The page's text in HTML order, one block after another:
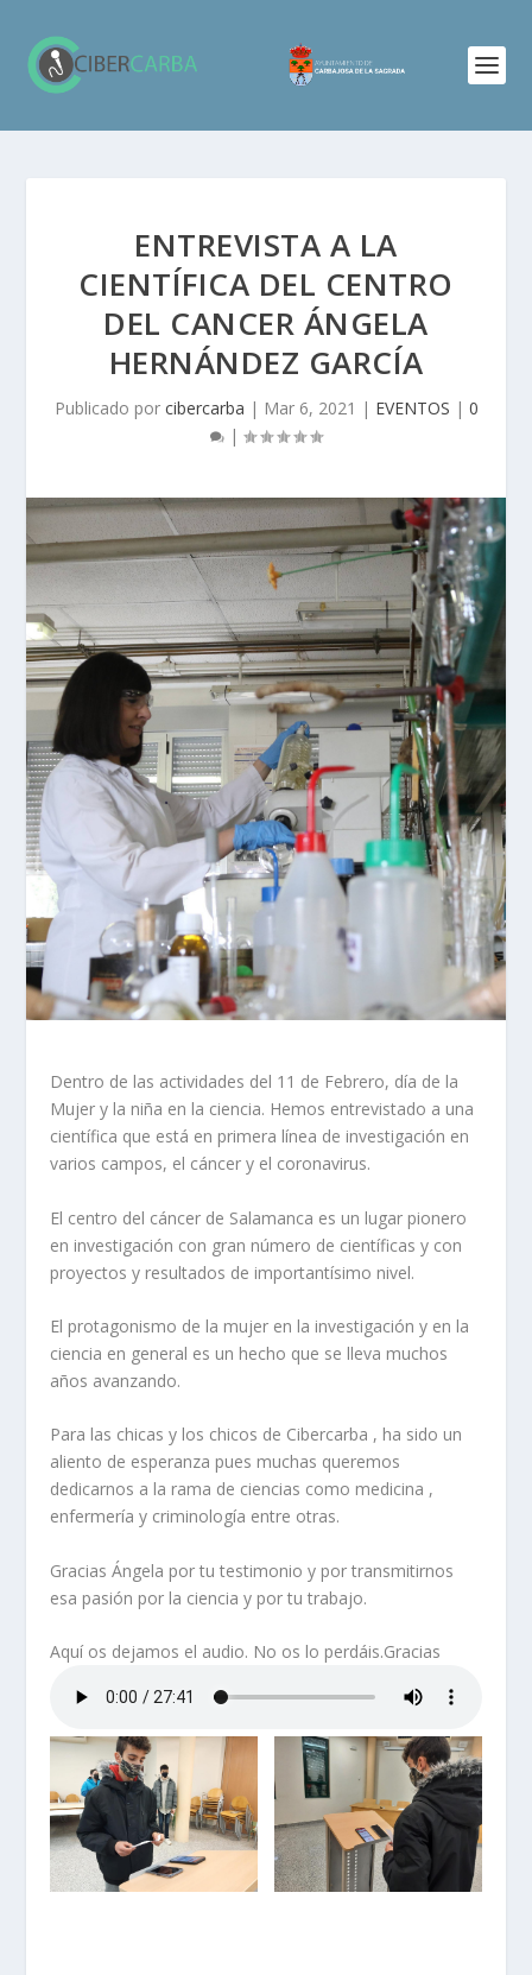
ENTREVISTA A LA
CIENTÍFICA DEL CENTRO
DEL CANCER ÁNGELA
HERNÁNDEZ GARCÍA
Publicado por cibercarba | Mar 6, 2021 | EVENTOS | 0
|
Dentro de las actividades del 11 de Febrero, día de la
Mujer y la niña en la ciencia. Hemos entrevistado a una
científica que está en primera línea de investigación en
varios campos, el cáncer y el coronavirus.
El centro del cáncer de Salamanca es un lugar pionero
en investigación con gran número de científicas y con
proyectos y resultados de importantísimo nivel.
El protagonismo de la mujer en la investigación y en la
ciencia en general es un hecho que se lleva muchos
años avanzando.
Para las chicas y los chicos de Cibercarba , ha sido un
aliento de esperanza pues muchas queremos
dedicarnos a la rama de ciencias como medicina ,
enfermería y criminología entre otras.
Gracias Ángela por tu testimonio y por transmitirnos
esa pasión por la ciencia y por tu trabajo.
Aquí os dejamos el audio. No os lo perdáis.Gracias